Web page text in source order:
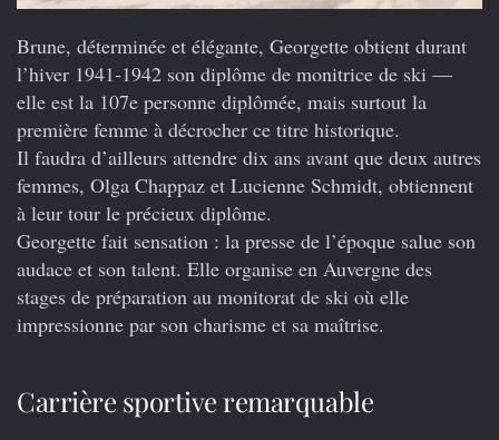
Brune, déterminée et élégante, Georgette obtient durant
l’hiver 1941-1942 son diplôme de monitrice de ski —
elle est la 107e personne diplômée, mais surtout la
première femme à décrocher ce titre historique.
Il faudra d’ailleurs attendre dix ans avant que deux autres
femmes, Olga Chappaz et Lucienne Schmidt, obtiennent
à leur tour le précieux diplôme.
Georgette fait sensation : la presse de l’époque salue son
audace et son talent. Elle organise en Auvergne des
stages de préparation au monitorat de ski où elle
impressionne par son charisme et sa maîtrise.
Carrière sportive remarquable